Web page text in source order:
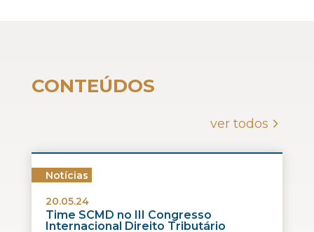
CONTEÚDOS
ver todos
Notícias
20.05.24
Time SCMD no III Congresso
Internacional Direito Tributário